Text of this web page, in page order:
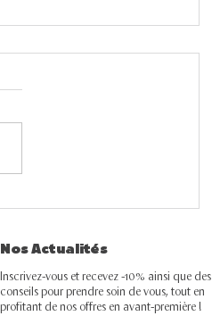
visage été : les 4
une peau éclatante
l'été
Nos Actualités
Inscrivez-vous et recevez -10% ainsi que des
conseils pour prendre soin de vous, tout en
profitant de nos offres en avant-première !